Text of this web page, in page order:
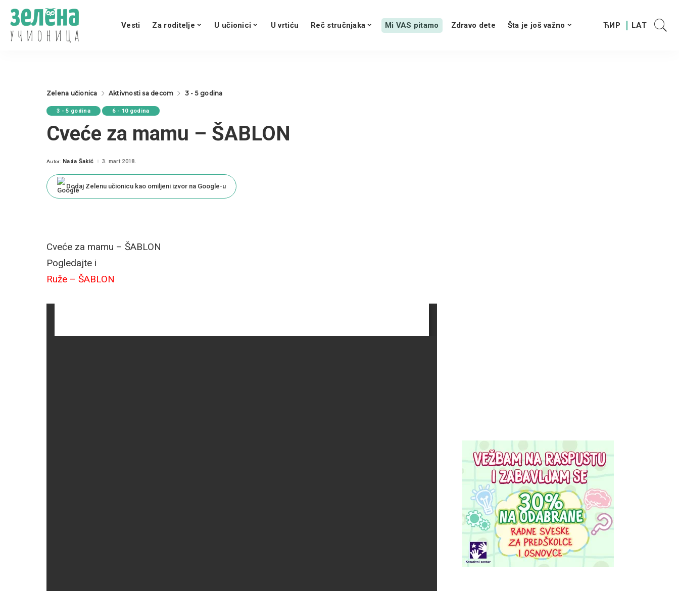
Vesti Za roditelje U učionici U vrtiću Reč stručnjaka Mi VAS pitamo Zdravo dete Šta je još važno
Zelena učionica Aktivnosti sa decom 3 - 5 godina
3 - 5 godina 6 - 10 godina
Cveće za mamu – ŠABLON
Posted
Autor: Nada Šakić 3. mart 2018.
Dodaj Zelenu učionicu kao omiljeni izvor na Google-u
Cveće za mamu – ŠABLON
Pogledajte i
Ruže – ŠABLON